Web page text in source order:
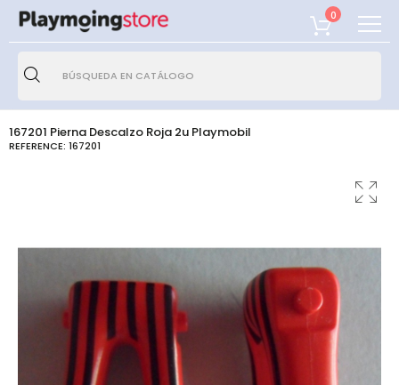
0
167201 Pierna Descalzo Roja 2u Playmobil
REFERENCE: 167201